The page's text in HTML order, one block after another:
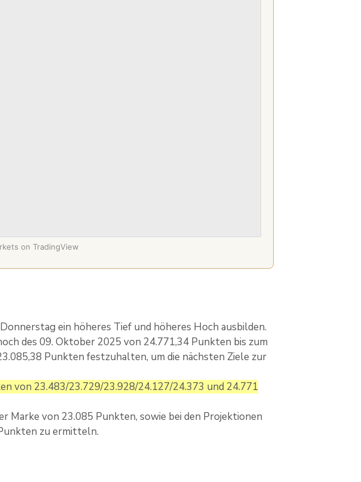
on TradingView
ein höheres Tief und höheres Hoch ausbilden.
des 09. Oktober 2025 von 24.771,34 Punkten bis zum
Punkten festzuhalten, um die nächsten Ziele zur
von 23.483/23.729/23.928/24.127/24.373 und 24.771
Marke von 23.085 Punkten, sowie bei den Projektionen
zu ermitteln.